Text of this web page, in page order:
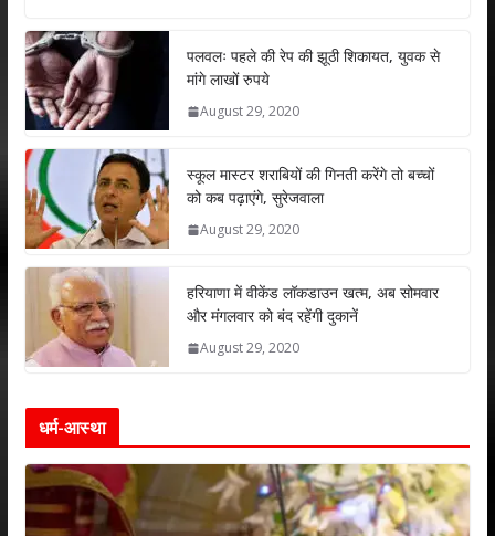
at
s
A
p
p
e
b
o
k
er e
dI
n
l e
पलवलः पहले की रेप की झूठी शिकायत, युवक से
मांगे लाखों रुपये
August 29, 2020
स्कूल मास्टर शराबियों की गिनती करेंगे तो बच्चों
को कब पढ़ाएंगे, सुरेजवाला
August 29, 2020
हरियाणा में वीकेंड लॉकडाउन खत्म, अब सोमवार
और मंगलवार को बंद रहेंगी दुकानें
August 29, 2020
धर्म-आस्था